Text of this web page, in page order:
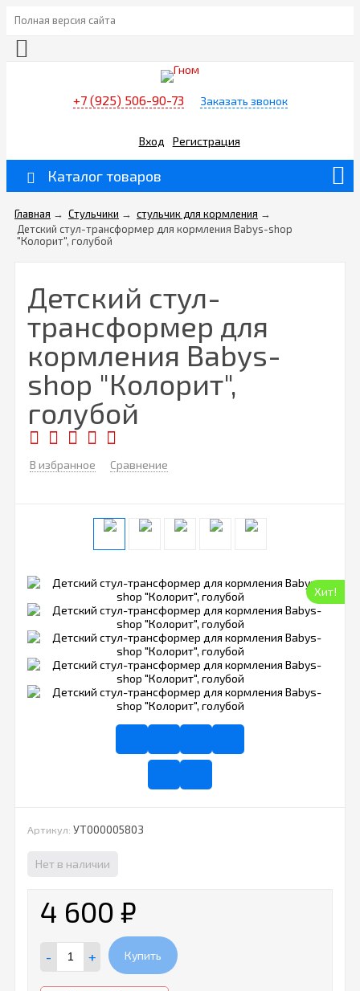
Полная версия сайта
+7 (925) 506-90-73 Заказать звонок
Вход Регистрация
Каталог товаров
Главная → Стульчики → стульчик для кормления →
Детский стул-трансформер для кормления Babys-shop
"Колорит", голубой
Детский стул-
трансформер для
кормления Babys-
shop "Колорит",
голубой
В избранное Сравнение
Хит!
Артикул: УТ000005803
Нет в наличии
4 600 ₽
- + Купить